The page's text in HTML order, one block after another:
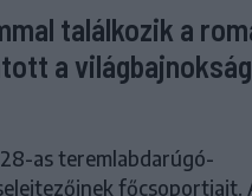
találkozik a
a
as teremlabdarúgó-
főcsoportjait.